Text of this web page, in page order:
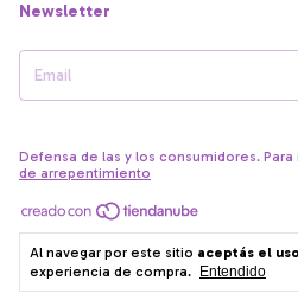
Al navegar por este sitio aceptás el
experiencia de compra.
Entendido
Newsletter
Defensa de las y los consumidores. Para
de arrepentimiento
Copyright Decodailly - 27280804059 -
reservados.